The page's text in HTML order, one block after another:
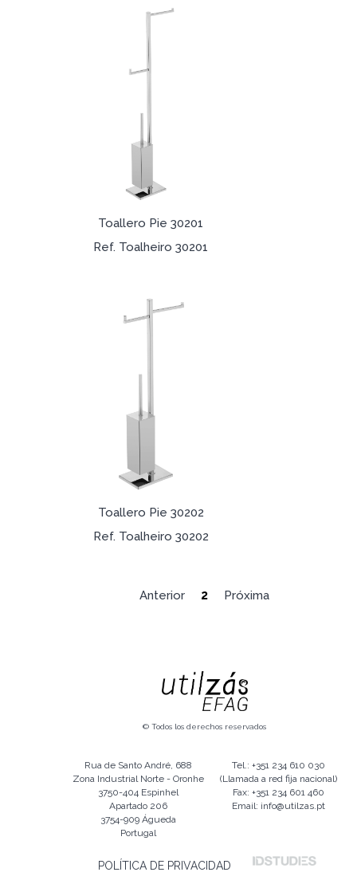
Toallero Pie 30201
Ref. Toalheiro 30201
Toallero Pie 30202
Ref. Toalheiro 30202
Anterior 2 Próxima
© Todos los derechos reservados
Rua de Santo André, 688
Zona Industrial Norte - Oronhe
3750-404 Espinhel
Apartado 206
3754-909 Águeda
Portugal
Tel.: +351 234 610 030
(Llamada a red fija nacional)
Fax: +351 234 601 460
Email: info@utilzas.pt
POLÍTICA DE PRIVACIDAD